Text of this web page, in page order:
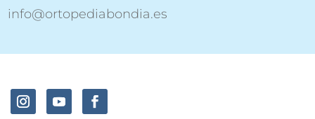
info@ortopediabondia.es